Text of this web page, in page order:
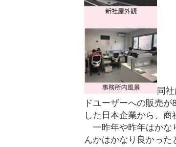
同
ドユーザーへの販売
した日本企業から、商
一昨年や昨年はかな
んかはかなり良かっ